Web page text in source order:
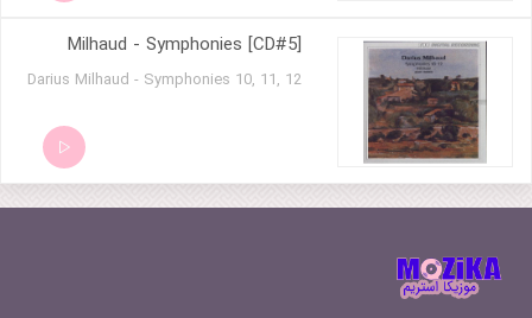
Milhaud - Symphonies [CD#5]
Darius Milhaud - Symphonies 10, 11, 12